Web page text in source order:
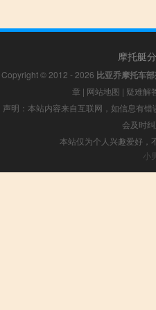
摩托艇
Copyright © 2012 - 2026 比亚乔摩托车
章 | 网站地图 | 疑难解
声明：本站内容来自互联网，如信息有
会及时
本站仅为个人兴趣爱好，
小